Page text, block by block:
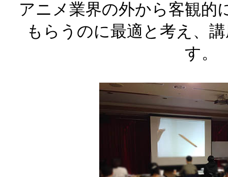
アニメ業界の外から客観的
もらうのに最適と考え、
す。